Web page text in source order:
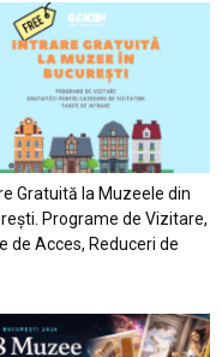
Gratuită la Muzeele din
Programe de Vizitare,
de Acces, Reduceri de